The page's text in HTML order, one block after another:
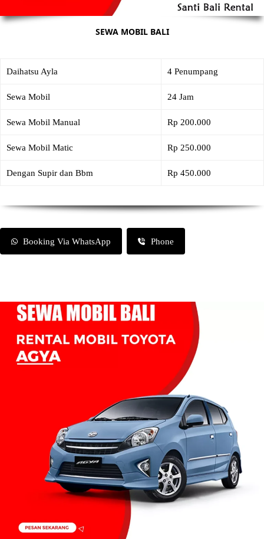
SEWA MOBIL BALI
Daihatsu Ayla 4 Penumpang
Sewa Mobil 24 Jam
Sewa Mobil Manual Rp 200.000
Sewa Mobil Matic Rp 250.000
Dengan Supir dan Bbm Rp 450.000
Booking Via WhatsApp Phone